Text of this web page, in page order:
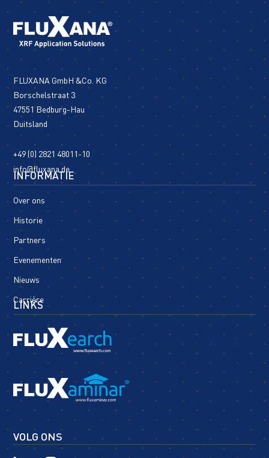
FLUXANA GmbH &Co. KG
Borschelstraat 3
47551 Bedburg-Hau
Duitsland
+49 (0) 2821 48011-10
info@fluxana.de
INFORMATIE
Over ons
Historie
Partners
Evenementen
Nieuws
Carrière
LINKS
VOLG ONS